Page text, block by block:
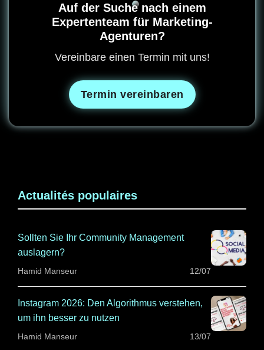
Auf der Suche nach einem
Expertenteam für Marketing-
Agenturen?
Vereinbare einen Termin mit uns!
Termin vereinbaren
Actualités populaires
Sollten Sie Ihr Community Management
auslagern?
Hamid Manseur 12/07
Instagram 2026: Den Algorithmus verstehen,
um ihn besser zu nutzen
Hamid Manseur 13/07